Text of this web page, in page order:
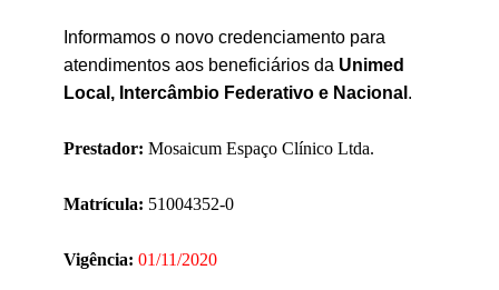
Informamos o novo credenciamento para
atendimentos aos beneficiários da Unimed
Local, Intercâmbio Federativo e Nacional .
Prestador: Mosaicum Espaço Clínico Ltda.
Matrícula: 51004352-0
Vigência: 01/11/2020